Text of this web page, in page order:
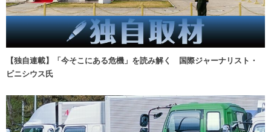
【独自連載】「今そこにある危機」を読み解く 国際ジャーナリスト・
ビニシウス氏